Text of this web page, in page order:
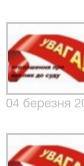
04 березня